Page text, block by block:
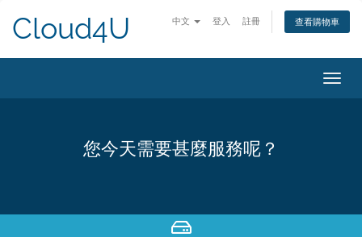
中文 登入 註冊 查看購物車
Cloud4U
切
換
您今天需要甚麼服務呢？